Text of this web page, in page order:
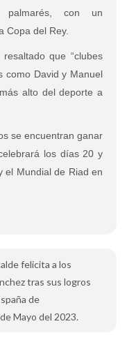
con un
Copa del Rey.
que “clubes
como David y Manuel
alto del deporte a
se encuentran ganar
los días 20 y
el Mundial de Riad en
felicita a los
tras sus logros
de
Mayo del 2023.